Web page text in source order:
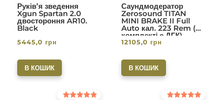
Руків’я зведення
Xgun Spartan 2.0
двостороння AR10.
Black
5445,0 грн
В КОШИК
Саундмодератор
Zerosound TITAN
MINI BRAKE II Full
Auto кал. 223 Rem (в
комплекті с ДГК)
різьба 1/2-28. Вlack
12105,0 грн
В КОШИК